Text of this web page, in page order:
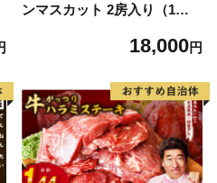
ンマスカット 2房入り（1房6
産【山形eLab】 ka074-023-r
18,000円